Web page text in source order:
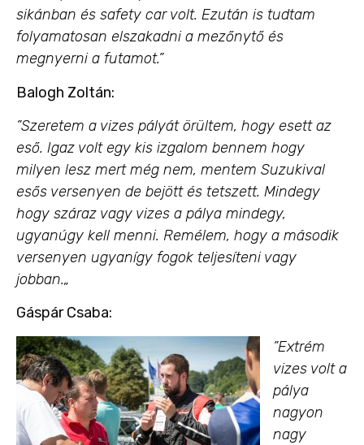
sikánban és safety car volt. Ezután is tudtam
folyamatosan elszakadni a mezőnytő és
megnyerni a futamot.”
Balogh Zoltán:
”Szeretem a vizes pályát örültem, hogy esett az
eső. Igaz volt egy kis izgalom bennem hogy
milyen lesz mert még nem, mentem Suzukival
esős versenyen de bejött és tetszett. Mindegy
hogy száraz vagy vizes a pálya mindegy,
ugyanúgy kell menni. Remélem, hogy a második
versenyen ugyanígy fogok teljesíteni vagy
jobban.„
Gáspár Csaba:
”Extrém
vizes volt a
pálya
nagyon
nagy